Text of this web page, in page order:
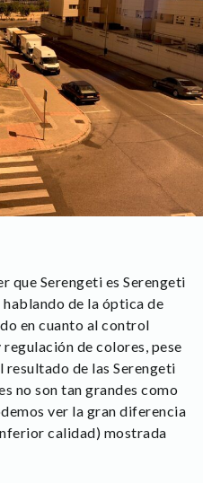
que Serengeti es Serengeti
de la óptica de
en cuanto al control
de colores, pese
resultado de las Serengeti
no son tan grandes como
ver la gran diferencia
calidad) mostrada